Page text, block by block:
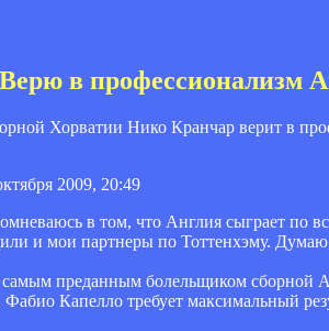
в профессионализм
Хорватии Нико Кранчар верит в
2009, 20:49
в том, что Англия сыграет по
и мои партнеры по Тоттенхэму.
самым преданным болельщиком сборной
Капелло требует максимальный